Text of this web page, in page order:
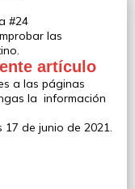
#24
las
artículo
a las páginas
la información
de junio de 2021.